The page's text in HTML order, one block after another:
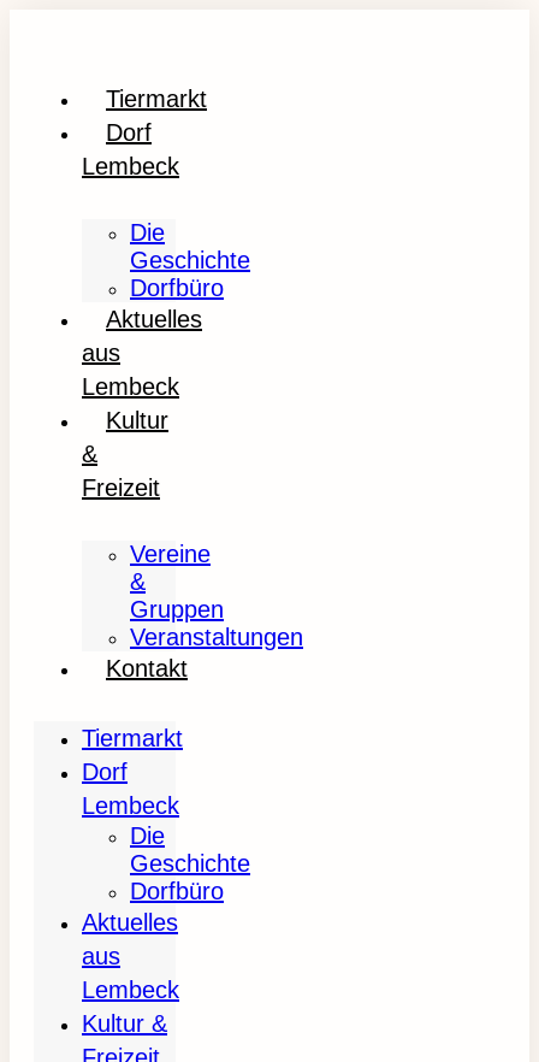
Tiermarkt
Dorf
Lembeck
Die
Geschichte
Dorfbüro
Aktuelles
aus
Lembeck
Kultur
&
Freizeit
Vereine
&
Gruppen
Veranstaltungen
Kontakt
Tiermarkt
Dorf
Lembeck
Die
Geschichte
Dorfbüro
Aktuelles
aus
Lembeck
Kultur &